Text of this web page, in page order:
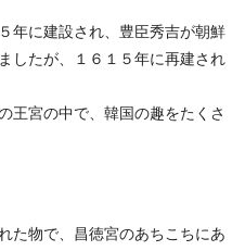
年に建設され、豊臣秀吉が朝鮮
したが、１６１５年に再建され
王宮の中で、韓国の趣をたくさ
た物で、昌徳宮のあちこちにあ